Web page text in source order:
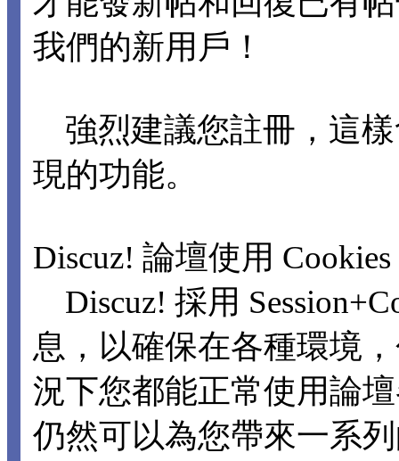
我們的新用戶！
強烈建議您註冊，這
現的功能。
Discuz! 論壇使用
Discuz! 採用
息，以確保在各種環境
況下您都能正常使用論
仍然可以為您帶來一系